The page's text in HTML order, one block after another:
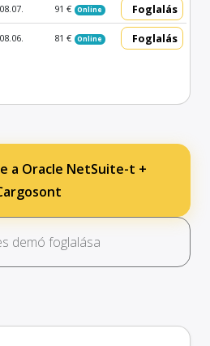
91 € Online Foglalás
81 € Online Foglalás
a Oracle NetSuite-t +
demó foglalása